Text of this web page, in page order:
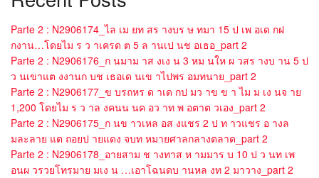
Parte 2 : N2906174_ไล เม ยท สร างบร ษ ทมา 15 ป เพ อเด กฝ
กงาน…โดยไม ร ว าเครด ต 5 ล านเป นช อเธอ_part 2
Parte 2 : N2906176_ก นมาม าส งเง น 3 หม นให ผ วสร างบ าน 5 ป
ว นเขาแต งงานก บช เธอเด นเข าไปพร อมทนาย_part 2
Parte 2 : N2906177_ข บรถหร ด าเด กป มว าข ข า ไม ม เง นจ าย
1,200 โดยไม ร ว าล งคนน นค อว าท พ อตาต วเอง_part 2
Parte 2 : N2906175_ก นข าวเหล อส งแชร 2 ป ท าวแชร อ างล
มละลาย แต ถอยป ายแดง จบท หมายศาลกลางตลาด_part 2
Parte 2 : N2906178_อายสาม ช างทาส ห ามมาร บ 10 ป ว นท เพ
อนผ วรวยโทรมาย มเง น …เอาโฉนดบ านหล งท 2 มาวาง_part 2